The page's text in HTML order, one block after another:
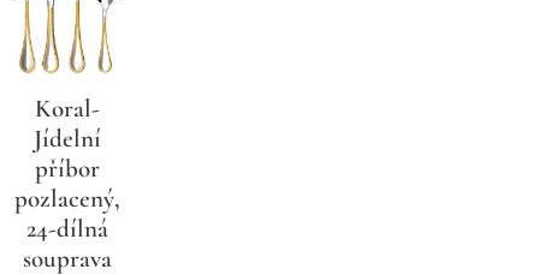
Koral-
Jídelní
příbor
pozlacený,
24-dílná
souprava